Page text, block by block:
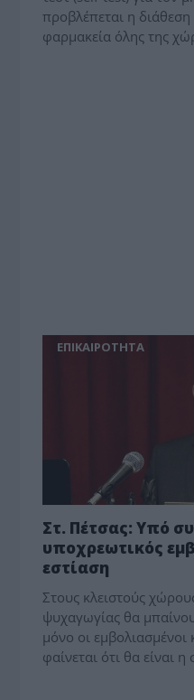
προβλέπεται η
φαρμακεία όλης της
ΕΠΙΚΑΙΡΟΤΗΤΑ
Στ. Πέτσας: Υπό
υποχρεωτικός
εστίαση
Στους κλειστούς
ψυχαγωγίας θα
μόνο οι εμβολιασμένοι
φαίνεται ότι θα είναι